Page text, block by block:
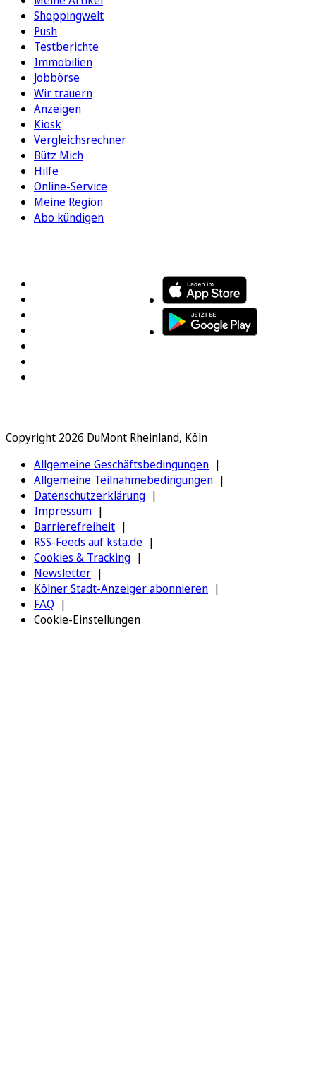
Shoppingwelt
Push
Testberichte
Immobilien
Jobbörse
Wir trauern
Anzeigen
Kiosk
Vergleichsrechner
Bütz Mich
Hilfe
Online-Service
Meine Region
Abo kündigen
Copyright 2026 DuMont Rheinland, Köln
Allgemeine Geschäftsbedingungen
Allgemeine Teilnahmebedingungen
Datenschutzerklärung
Impressum
Barrierefreiheit
RSS-Feeds auf ksta.de
Cookies & Tracking
Newsletter
Kölner Stadt-Anzeiger abonnieren
FAQ
Cookie-Einstellungen